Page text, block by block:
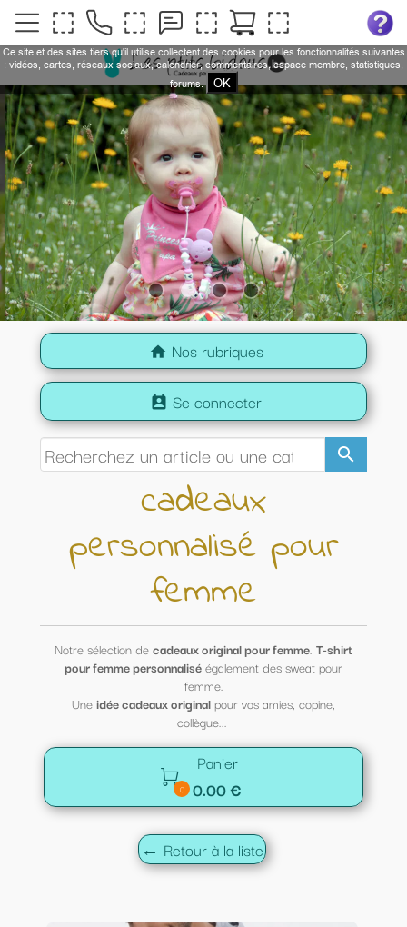
home Nos rubriques
search
perm_contact_calendar Se connecter
cadeaux
personnalisé pour
femme
Notre sélection decadeaux original pour femme. T-shirt
pour femme personnaliséégalement des sweat pour
femme.
Uneidée cadeaux originalpour vos amies, copine,
collègue...

0
Panier
0.00 €
← Retour à la liste
Ce site et des sites tiers qu'il utilise collectent des cookies pour les fonctionnalités suivantes
: vidéos, cartes, réseaux sociaux, calendrier, commentaires, espace membre, statistiques,
forums.
OK